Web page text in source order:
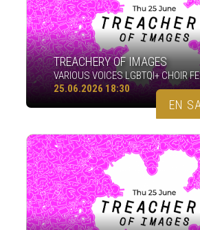
TREACHERY OF IMAGES
VARIOUS VOICES LGBTQI+ CHOIR
25.06.2026 18:30
EN